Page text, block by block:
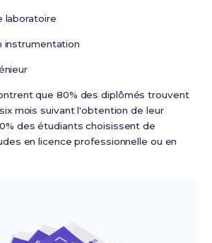
laboratoire
instrumentation
que 80% des diplômés trouvent
mois suivant l'obtention de leur
des étudiants choisissent de
en licence professionnelle ou en